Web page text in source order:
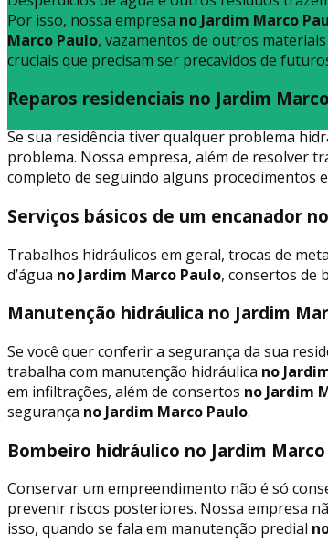
Por isso, nossa empresa no Jardim Marco
Marco Paulo, vazamentos de outros
cruciais que precisam ser precavidos de
Reparos residenciais no Jardim
Se sua residência tiver qualquer problema
problema. Nossa empresa, além de resolver
completo de seguindo alguns procedimentos
Serviços básicos de um encanador
Trabalhos hidráulicos em geral, trocas de
d’água no Jardim Marco Paulo, consertos de
Manutenção hidráulica no Jardim
Se você quer conferir a segurança da sua
trabalha com manutenção hidráulica no
em infiltrações, além de consertos no Jardim
segurança no Jardim Marco Paulo.
Bombeiro hidráulico no Jardim Marco
Conservar um empreendimento não é só
prevenir riscos posteriores. Nossa empresa
isso, quando se fala em manutenção predial